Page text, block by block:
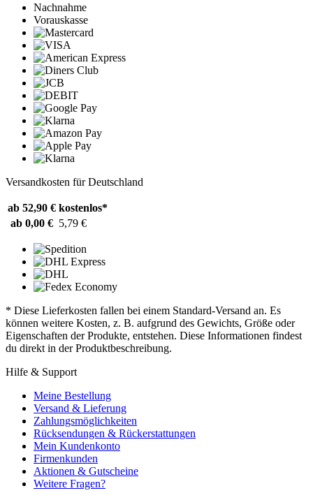
Nachnahme
Vorauskasse
Versandkosten für Deutschland
ab 52,90 € kostenlos*
ab 0,00 € 5,79 €
* Diese Lieferkosten fallen bei einem Standard-Versand an. Es
können weitere Kosten, z. B. aufgrund des Gewichts, Größe oder
Eigenschaften der Produkte, entstehen. Diese Informationen findest
du direkt in der Produktbeschreibung.
Hilfe & Support
Meine Bestellung
Versand & Lieferung
Zahlungsmöglichkeiten
Rücksendungen & Rückerstattungen
Mein Kundenkonto
Firmenkunden
Aktionen & Gutscheine
Weitere Fragen?